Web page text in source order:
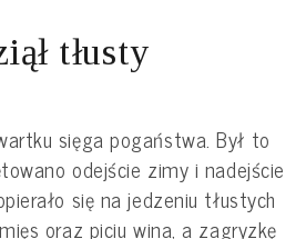
tłusty
sięga pogaństwa. Był to
odejście zimy i nadejście
się na jedzeniu tłustych
oraz piciu wina, a zagryzkę